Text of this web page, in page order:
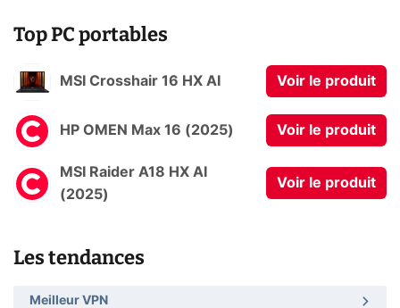
Top PC portables
MSI Crosshair 16 HX AI Voir le produit
HP OMEN Max 16 (2025) Voir le produit
MSI Raider A18 HX AI
(2025)
Voir le produit
Les tendances
Meilleur VPN